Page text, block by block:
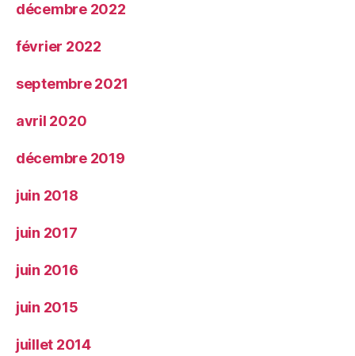
décembre 2022
février 2022
septembre 2021
avril 2020
décembre 2019
juin 2018
juin 2017
juin 2016
juin 2015
juillet 2014